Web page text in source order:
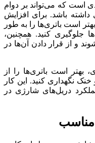
است که می‌تواند بر دوام
داشته باشد. برای افزایش
است باتری‌ها را به طور
جلوگیری کنید. همچنین،
و از قرار دادن آن‌ها در
بهتر است باتری‌ها را از
نگهداری کنید. این کار
دریل‌های شارژی در
مناسب